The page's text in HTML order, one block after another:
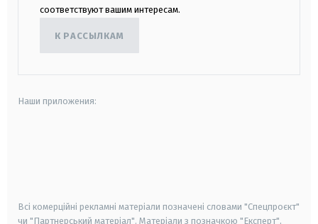
соответствуют вашим интересам.
К РАССЫЛКАМ
Наши приложения:
Всі комерційні рекламні матеріали позначені словами "Спецпроєкт"
чи "Партнерський матеріал". Матеріали з позначкою "Експерт",